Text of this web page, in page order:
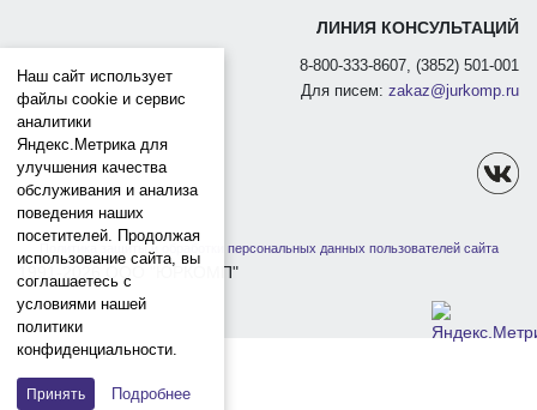
ЛИНИЯ КОНСУЛЬТАЦИЙ
8-800-333-8607, (3852) 501-001
Для писем: zakaz@jurkomp.ru
Политика защиты и обработки персональных данных пользователей сайта
1991-2026 ООО "ЮРКОМП"
Наш сайт использует
файлы cookie и сервис
аналитики
Яндекс.Метрика для
улучшения качества
обслуживания и анализа
поведения наших
посетителей. Продолжая
использование сайта, вы
соглашаетесь с
условиями нашей
политики
конфиденциальности.
Принять Подробнее